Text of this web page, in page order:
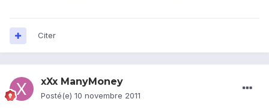
Citer
xXx ManyMoney
Posté(e) 10 novembre 2011